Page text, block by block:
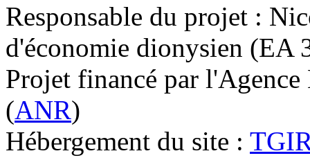
Responsable du projet :
d'économie dionysien
Projet financé par l'Agence
(ANR)
Hébergement du site :